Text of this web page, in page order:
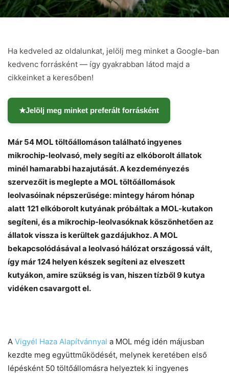
Ha kedveled az oldalunkat, jelölj meg minket a Google-ban
kedvenc forrásként — így gyakrabban látod majd a
cikkeinket a keresőben!
★Jelölj meg minket preferált forrásként
Már 54 MOL töltőállomáson található ingyenes
mikrochip-leolvasó, mely segíti az elkóborolt állatok
minél hamarabbi hazajutását. A kezdeményezés
szervezőit is meglepte a MOL töltőállomások
leolvasóinak népszerűsége: mintegy három hónap
alatt 121 elkóborolt kutyának próbáltak a MOL-kutakon
segíteni, és a mikrochip-leolvasóknak köszönhetően az
állatok vissza is kerültek gazdájukhoz. A MOL
bekapcsolódásával a leolvasó hálózat országossá vált,
így már 124 helyen készek segíteni az elveszett
kutyákon, amire szükség is van, hiszen tízből 9 kutya
vidéken csavargott el.
A Vigyél Haza Alapítvánnyal a MOL még idén májusban
kezdte meg együttműködését, melynek keretében első
lépésként 50 töltőállomásra helyeztek ki ingyenes
Chat Mr wAIste
Helló! Miben segíthetek ma?